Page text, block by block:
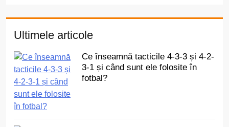
Ultimele articole
Ce înseamnă tacticile 4-3-3 și 4-2-
3-1 și când sunt ele folosite în
fotbal?